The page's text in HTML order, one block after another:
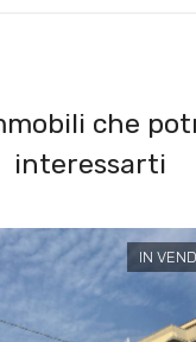
che
interessarti
IN